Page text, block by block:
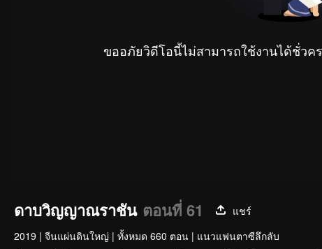
ขออภัยวิดีโอนี้ไม่สามารถใช้งานได้ชั่ว
ดาบวิญญาณราชัน ตอนที่ 61
แชร์
2019 | จีนแผ่นดินใหญ่ | ทั้งหมด 660 ตอน | แนวแฟนตาซีลึกลับ